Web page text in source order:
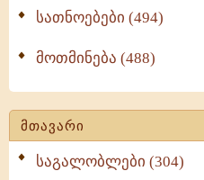
სათნოებები (494)
მოთმინება (488)
მთავარი
საგალობლები (304)